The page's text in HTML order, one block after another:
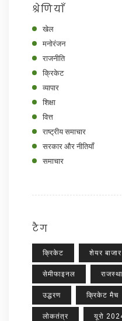
श्रेणियाँ
खेल
मनोरंजन
राजनीति
क्रिकेट
व्यापार
शिक्षा
वित्त
राष्ट्रीय समाचार
सरकार और नीतियाँ
समाचार
टैग
क्रिकेट शेयर बाजार
सेमीफाइनल
उद्धरण क्रिकेट मैच
लोकतंत्र यूरो